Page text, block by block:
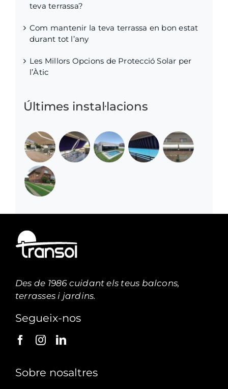
teva terrassa?
Com mantenir la teva terrassa en bon estat
durant tot l’any
Les Millors Opcions de Protecció Solar per
l’Àtic
Últimes instal·lacions
Des de 1986 cuidant els teus balcons,
terrasses i jardins.
Segueix-nos
Sobre nosaltres